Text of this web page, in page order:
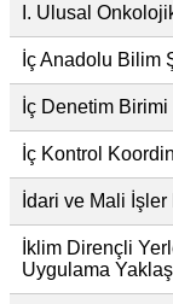
I. Ulusal
İç Anadolu Bilim
İç Denetim Birimi
İç Kontrol
İdari ve Mali İşler
İklim Dirençli
Uygulama